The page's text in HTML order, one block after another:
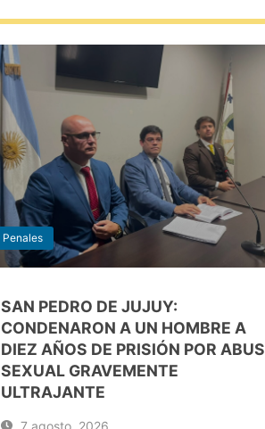
Penales
SAN PEDRO DE JUJUY:
CONDENARON A UN HOMBRE A
DIEZ AÑOS DE PRISIÓN POR
SEXUAL GRAVEMENTE
ULTRAJANTE